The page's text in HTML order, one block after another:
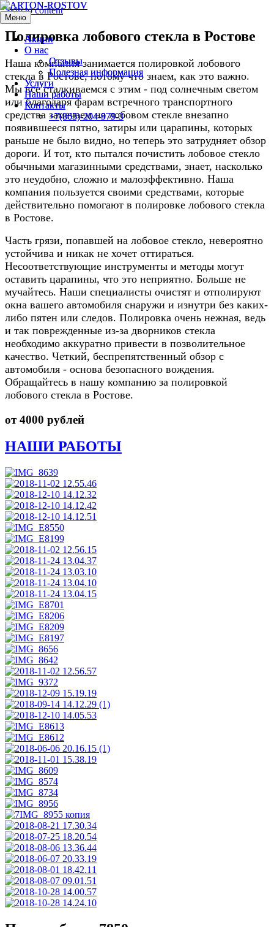
Skip to content
Меню
Акции
О нас
Отзывы
Полезная информация
Услуги
Наши работы
Контакты
+7(863)-204-979-3
Меню
Акции
О нас
Отзывы
Полезная информация
Услуги
Наши работы
Контакты
+7(863)-204-979-3
Полировка лобового стекла в Ростове
Наша компания занимается полировкой лобового
стекла в Ростове, потому что знаем, как это важно.
Мы все сталкиваемся с этим - под солнечным светом
или благодаря фарам встречного транспортного
средства замечаем на лобовом стекле внезапно
появившееся пятно, затиры или царапины, которых
раньше не было видно, но теперь это затрудняет обзор
дороги. И тот, кто пытался почистить лобовое стекло
обычными магазинными средствами, знает, насколько
это неудобно, сложно и малоэффективно. Наша
компания пользуется своими средствами, которые
действительно помогают в полировке лобового стекла
в Ростове.
Часть грязи, попавшей на лобовое стекло, невероятно
устойчива и никак не хочет оттираться.
Несоответствующие инструменты и методы могут
оставить царапины, что это неприятно. Больше не
мучайтесь. Наши специалисты очистят и отполируют
окна вашего автомобиля снаружи и изнутри без каких-
либо пятен или следов. Полировка очень нежная, ведь
и так поврежденные из-за дворников стекла
необходимо аккуратно привести в позволительное
качество. Четкий, беспрепятственный обзор с
автомобиля - основа безопасного вождения.
Обращайтесь в нашу компанию за полировкой
лобового стекла в Ростове.
от 4000 рублей
НАШИ РАБОТЫ